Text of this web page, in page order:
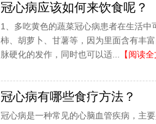
冠心病应该如何来饮食呢？
1、多吃黄色的蔬菜冠心病患者在生活中
柿、胡萝卜、甘薯等，因为里面含有丰
脉硬化的发作，同时也可以适...
【阅读
冠心病有哪些食疗方法？
冠心病是一种常见的心脑血管疾病，主